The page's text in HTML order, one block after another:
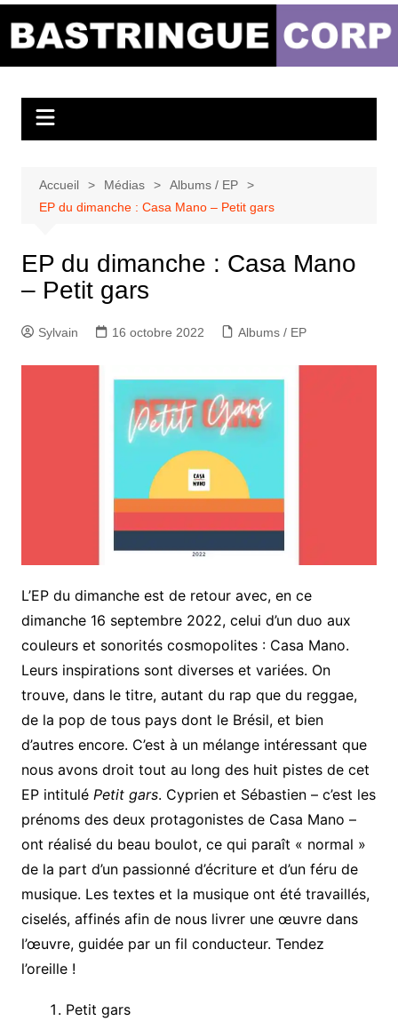
Bastringue Corp –
Musicales
Accueil Médias
Albums / EP
EP du dimanche : Casa Mano – Petit gars
EP du dimanche : Casa Mano
– Petit gars
Sylvain 16 octobre 2022 Albums / EP
L’EP du dimanche est de retour avec, en ce
dimanche 16 septembre 2022, celui d’un duo aux
couleurs et sonorités cosmopolites : Casa Mano.
Leurs inspirations sont diverses et variées. On
trouve, dans le titre, autant du rap que du reggae,
de la pop de tous pays dont le Brésil, et bien
d’autres encore. C’est à un mélange intéressant que
nous avons droit tout au long des huit pistes de cet
EP intitulé Petit gars. Cyprien et Sébastien – c’est les
prénoms des deux protagonistes de Casa Mano –
ont réalisé du beau boulot, ce qui paraît « normal »
de la part d’un passionné d’écriture et d’un féru de
musique. Les textes et la musique ont été travaillés,
ciselés, affinés afin de nous livrer une œuvre dans
l’œuvre, guidée par un fil conducteur. Tendez
l’oreille !
Petit gars